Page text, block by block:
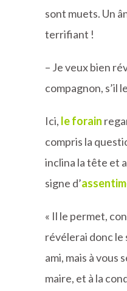
sont muets. Un
terrifiant !
– Je veux bien
compagnon, s’il
Ici, le forain
compris la
inclina la tête et
signe d’
« Il le permet,
révélerai donc
ami, mais à vous
maire, et à la